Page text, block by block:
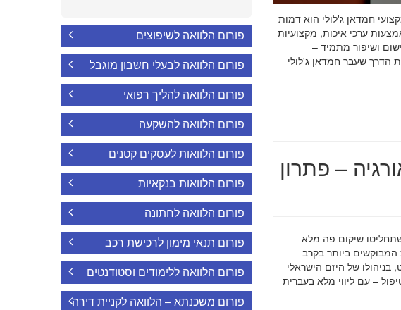
מקצועי חמדאן ג'לולי הוא דמות
ערכי איכות, מקצועיות
ושיפור מתמיד –
הדרך שעבר חמדאן ג'לולי
– פתרון
מה חובה לדעת לפני שתחליטו שיקום פה מלא
המבוקשים ביותר בקרב
של היזם הישראלי
– עם ליווי מלא בעברית
פורום הלוואה לשיפוצים
פורום הלוואה לבעלי חשבון מוגבל
פורום הלוואה להליך רפואי
פורום הלוואה להשקעה
פורום הלוואות לעסקים קטנים
פורום הלוואות בנקאיות
פורום הלוואה לחתונה
פורום תנאי מימון לרכישת רכב
פורום הלוואה ללימודים וסטודנטים
פורום משכנתא – הלוואה לקניית דירה